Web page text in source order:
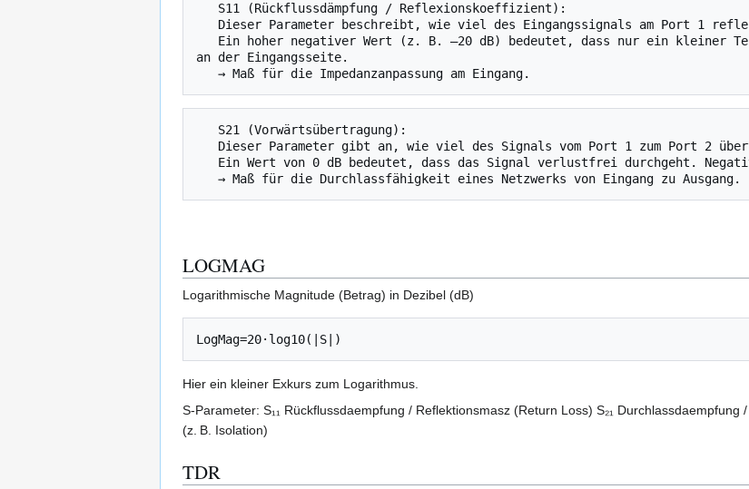
an der Eingangsseite.
LOGMAG
Logarithmische Magnitude (Betrag) in Dezibel (dB)
Hier ein kleiner Exkurs zum Logarithmus.
S-Parameter: S₁₁ Rückflussdaempfung / Reflektionsmasz (Return Loss) S₂₁
(z. B. Isolation)
TDR